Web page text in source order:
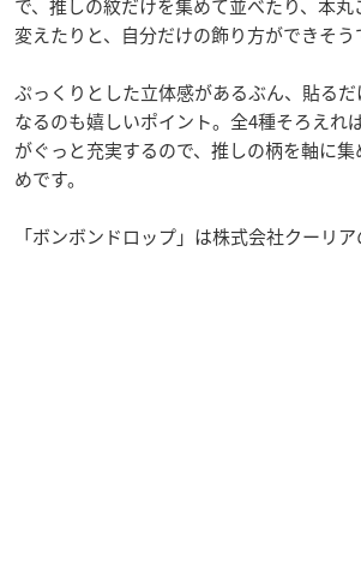
で、推しの紋だけを集めて並べたり、本
変えたりと、自分だけの飾り方ができそう
ぷっくりとした立体感があるぶん、貼る
なるのも嬉しいポイント。全4種そろえれ
がぐっと充実するので、推しの柄を軸に
めです。
「ボンボンドロップ」は株式会社クーリア